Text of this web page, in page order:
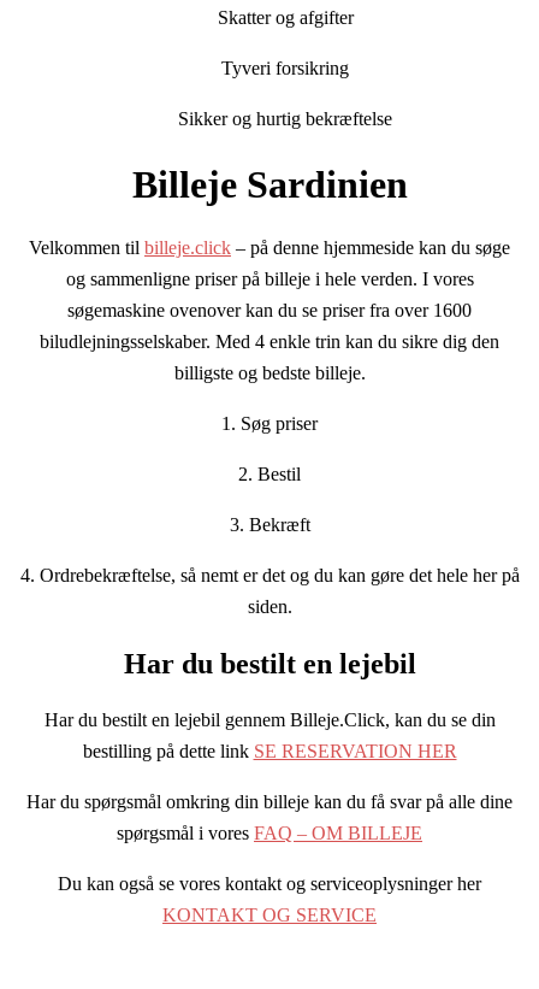
Skatter og afgifter
Tyveri forsikring
Sikker og hurtig bekræftelse
Billeje Sardinien
Velkommen til billeje.click – på denne hjemmeside kan du søge
og sammenligne priser på billeje i hele verden. I vores
søgemaskine ovenover kan du se priser fra over 1600
biludlejningsselskaber. Med 4 enkle trin kan du sikre dig den
billigste og bedste billeje.
1. Søg priser
2. Bestil
3. Bekræft
4. Ordrebekræftelse, så nemt er det og du kan gøre det hele her på
siden.
Har du bestilt en lejebil
Har du bestilt en lejebil gennem Billeje.Click, kan du se din
bestilling på dette link SE RESERVATION HER
Har du spørgsmål omkring din billeje kan du få svar på alle dine
spørgsmål i vores FAQ – OM BILLEJE
Du kan også se vores kontakt og serviceoplysninger her
KONTAKT OG SERVICE